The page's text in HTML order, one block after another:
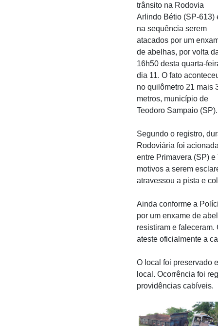
trânsito na Rodovia
Arlindo Bétio (SP-613)
na sequência serem
atacados por um
de abelhas, por volta
16h50 desta quarta-
dia 11. O fato
no quilômetro 21 mais
metros, município de
Teodoro Sampaio (SP).
Segundo o registro,
Rodoviária foi
entre Primavera (SP)
motivos a serem
atravessou a pista e
Ainda conforme a
por um enxame de
resistiram e
ateste oficialmente a
O local foi preservado
local. Ocorrência foi
providências cabíveis.